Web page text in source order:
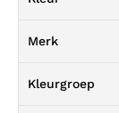
Merk
Kleurgroep